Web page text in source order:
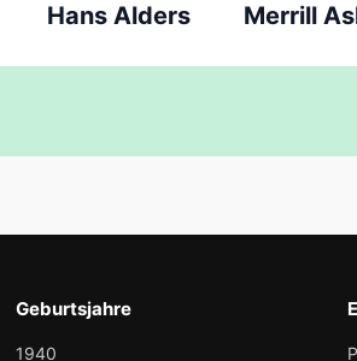
Hans Alders Merrill
Geburtsjahre
1940